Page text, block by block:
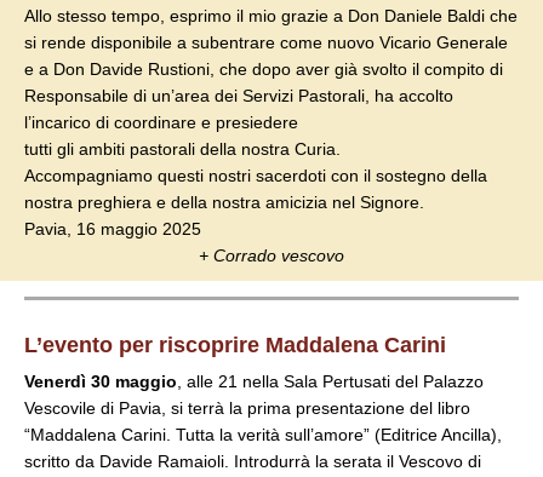
Allo stesso tempo, esprimo il mio grazie a Don Daniele Baldi che
si rende disponibile a subentrare come nuovo Vicario Generale
e a Don Davide Rustioni, che dopo aver già svolto il compito di
Responsabile di un’area dei Servizi Pastorali, ha accolto
l’incarico di coordinare e presiedere
tutti gli ambiti pastorali della nostra Curia.
Accompagniamo questi nostri sacerdoti con il sostegno della
nostra preghiera e della nostra amicizia nel Signore.
Pavia, 16 maggio 2025
+ Corrado vescovo
L’evento per riscoprire Maddalena Carini
Venerdì 30 maggio, alle 21 nella Sala Pertusati del Palazzo
Vescovile di Pavia, si terrà la prima presentazione del libro
“Maddalena Carini. Tutta la verità sull’amore” (Editrice Ancilla),
scritto da Davide Ramaioli. Introdurrà la serata il Vescovo di